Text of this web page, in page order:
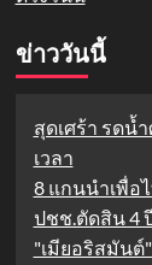
ข่าววันนี้
สุดเศร้า รดน้
เวลา
8 แกนนำเพื่อ
ปชช.ตัดสิน 4
"เมียอริสมันต์